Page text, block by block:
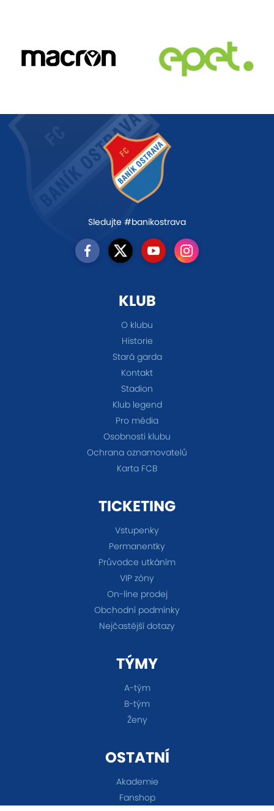
Sledujte #banikostrava
KLUB
O klubu
Historie
Stará garda
Kontakt
Stadion
Klub legend
Pro média
Osobnosti klubu
Ochrana oznamovatelů
Karta FCB
TICKETING
Vstupenky
Permanentky
Průvodce utkáním
VIP zóny
On-line prodej
Obchodní podmínky
Nejčastější dotazy
TÝMY
A-tým
B-tým
Ženy
OSTATNÍ
Akademie
Fanshop